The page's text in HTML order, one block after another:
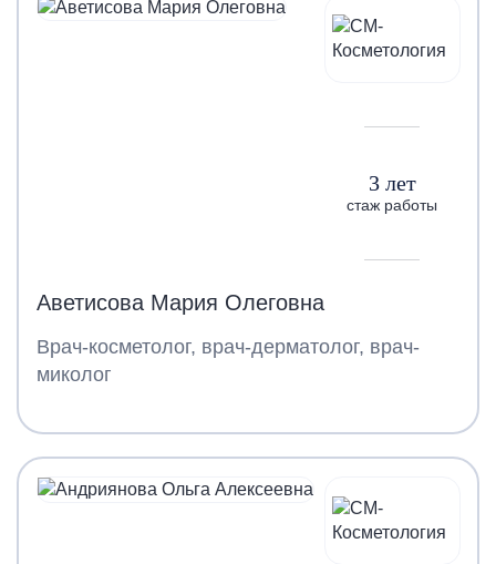
3 лет
стаж работы
Аветисова Мария Олеговна
Врач-косметолог, врач-дерматолог, врач-
миколог